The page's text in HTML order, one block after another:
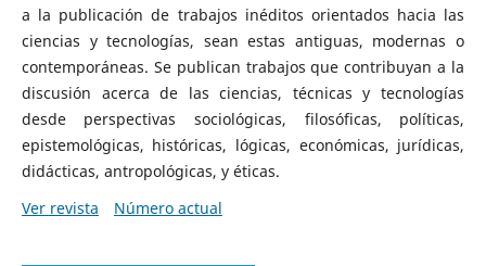
a la publicación de trabajos inéditos orientados hacia las
ciencias y tecnologías, sean estas antiguas, modernas o
contemporáneas. Se publican trabajos que contribuyan a la
discusión acerca de las ciencias, técnicas y tecnologías
desde perspectivas sociológicas, filosóficas, políticas,
epistemológicas, históricas, lógicas, económicas, jurídicas,
didácticas, antropológicas, y éticas.
Ver revista
Número actual